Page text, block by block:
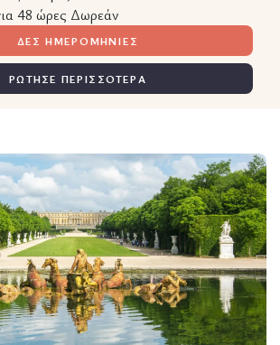
48 ώρες Δωρεάν
ΔΕΣ ΗΜΕΡΟΜΗΝΙΕΣ
ΡΩΤΗΣΕ ΠΕΡΙΣΣΟΤΕΡΑ